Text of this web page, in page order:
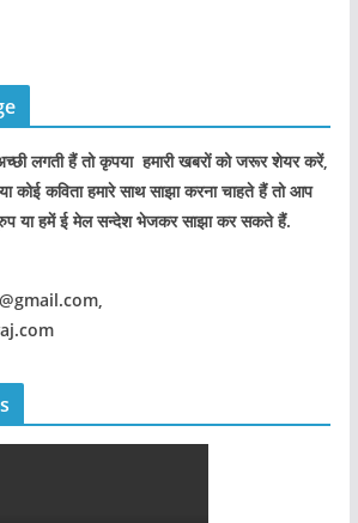
लगती हैं तो कृपया हमारी खबरों को जरूर शेयर करें,
कोई कविता हमारे साथ साझा करना चाहते हैं तो आप
या हमें ई मेल सन्देश भेजकर साझा कर सकते हैं.